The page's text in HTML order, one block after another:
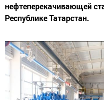
нефтеперекачивающей
Республике Татарстан.